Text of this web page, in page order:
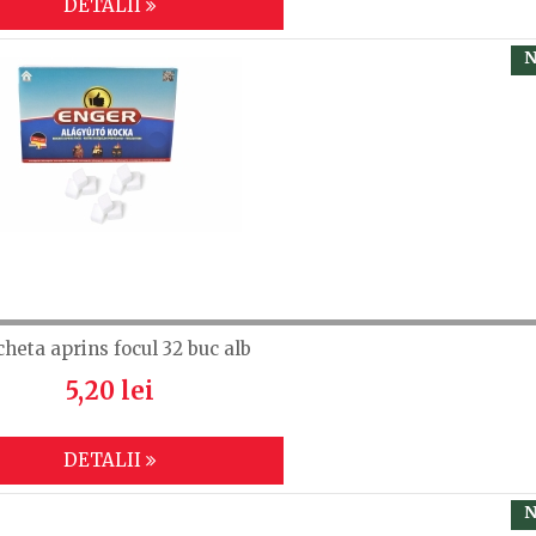
DETALII
aprins focul 32 buc alb
5,20 lei
DETALII